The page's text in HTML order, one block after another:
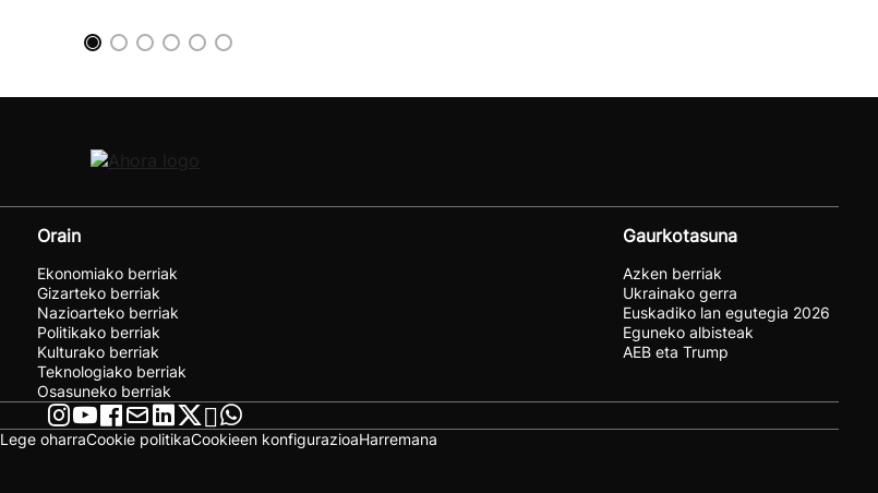
Orain
Ekonomiako berriak
Gizarteko berriak
Nazioarteko berriak
Politikako berriak
Kulturako berriak
Teknologiako berriak
Osasuneko berriak
Gaurkotasuna
Azken berriak
Ukrainako gerra
Euskadiko lan egutegia 2026
Eguneko albisteak
AEB eta Trump
Lege oharraCookie politikaCookieen konfigurazioaHarremana